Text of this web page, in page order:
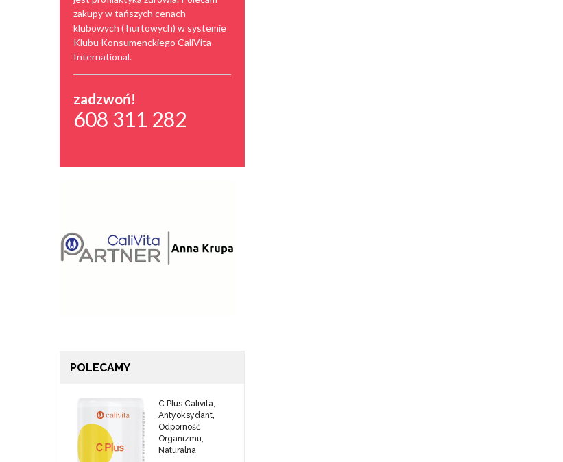
zakupy w tańszych cenach
klubowych ( hurtowych) w systemie
Klubu Konsumenckiego CaliVita
International.
zadzwoń!
608 311 282
POLECAMY
C Plus Calivita,
Antyoksydant,
Odporność
Organizmu,
Naturalna